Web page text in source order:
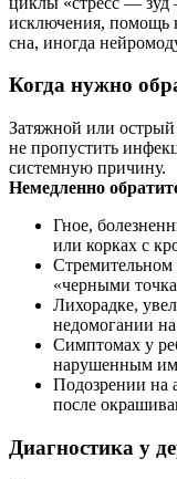
исключения, помощь
сна, иногда
Когда нужно
Затяжной или острый
не пропустить
системную причину.
Немедленно
Гное,
или корках с
Стремительном
«черными
Лихорадке,
недомогании
Симптомах у
нарушенным
Подозрении на
после
Диагностика у